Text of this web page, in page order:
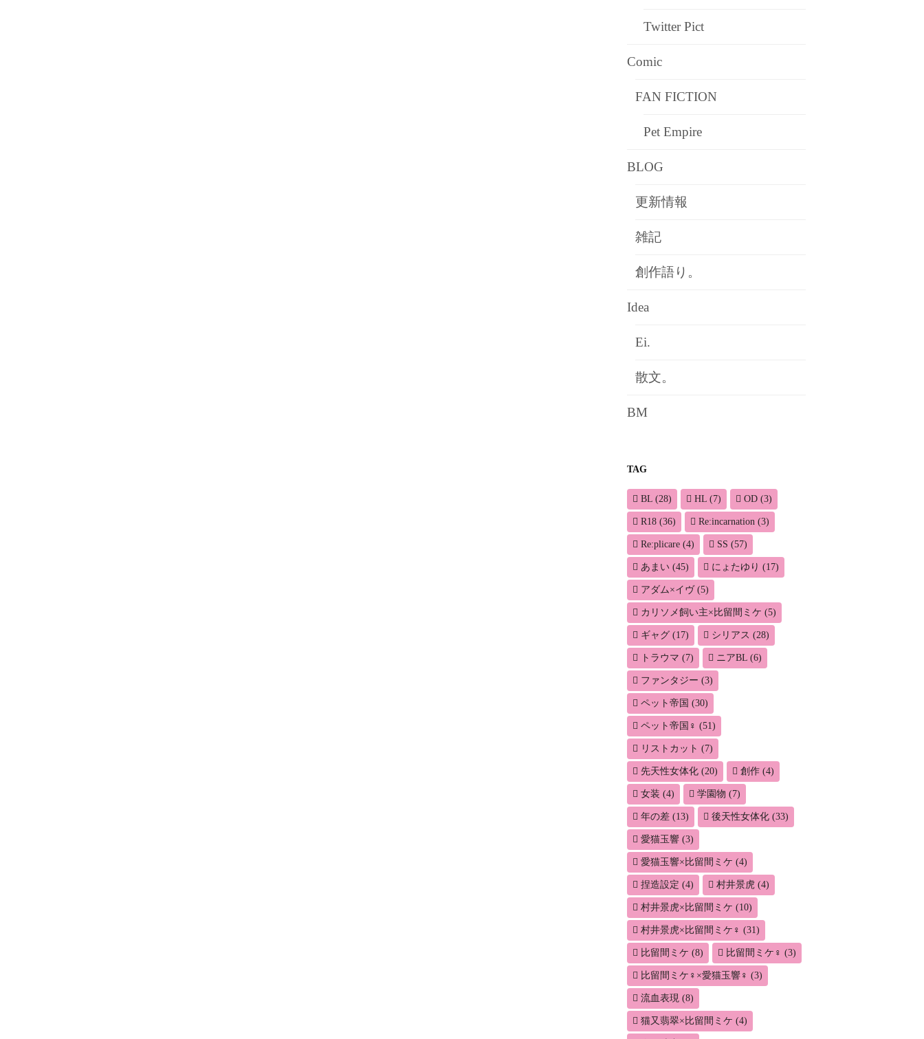
Twitter Pict
Comic
FAN FICTION
Pet Empire
BLOG
更新情報
雑記
創作語り。
Idea
Ei.
散文。
BM
TAG
BL (28) HL (7) OD (3)
R18 (36) Re:incarnation (3)
Re:plicare (4) SS (57)
あまい (45) にょたゆり (17)
アダム×イヴ(5)
カリソメ飼い主×比留間ミケ (5)
ギャグ (17) シリアス (28)
トラウマ (7) ニアBL (6)
ファンタジー (3)
ペット帝国 (30)
ペット帝国♀ (51)
リストカット (7)
先天性女体化 (20) 創作 (4)
女装 (4) 学園物 (7)
年の差 (13) 後天性女体化 (33)
愛猫玉響 (3)
愛猫玉響×比留間ミケ (4)
捏造設定 (4) 村井景虎 (4)
村井景虎×比留間ミケ (10)
村井景虎×比留間ミケ♀ (31)
比留間ミケ (8) 比留間ミケ♀ (3)
比留間ミケ♀×愛猫玉響♀ (3)
流血表現 (8)
猫又翡翠×比留間ミケ (4)